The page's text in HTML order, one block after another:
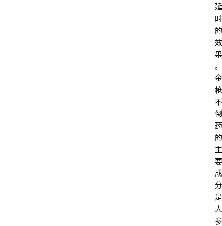
延
时
的
效
果
。
金
枪
不
倒
药
的
主
要
成
分
是
人
参